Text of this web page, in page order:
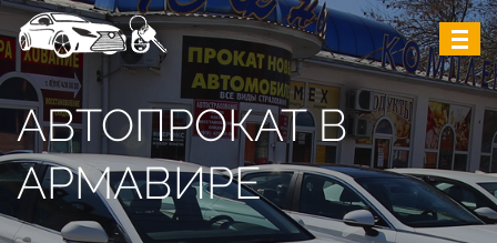
АВТОПРОКАТ В
АРМАВИРЕ